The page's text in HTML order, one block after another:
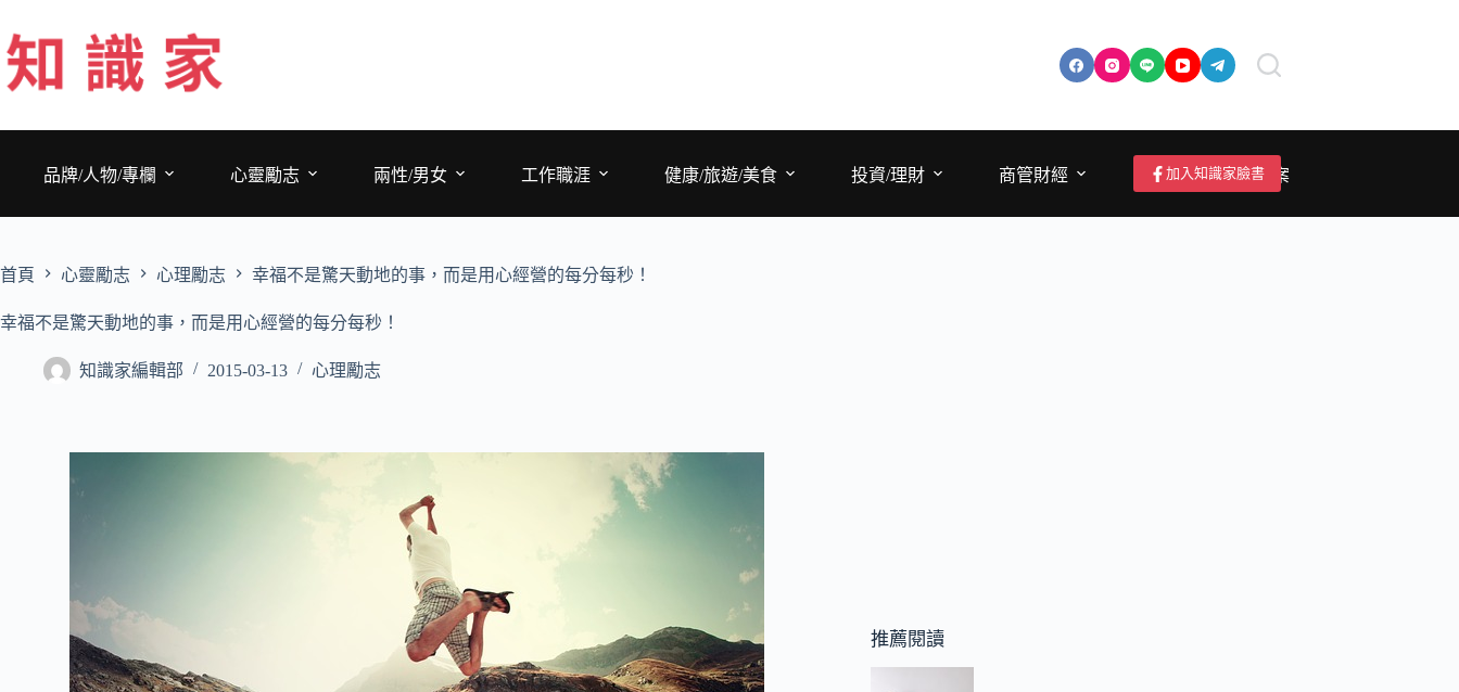
至
主
要
品牌/人物/專欄
心靈勵志 兩性/男女 工作職涯 健康/旅遊/美食 投資/理財 商管財經 成為作者/投稿/提案
加入知識家臉書
首頁 心靈勵志 心理勵志 幸福不是驚天動地的事，而是用心經營的每分每秒！
幸福不是驚天動地的事，而是用心經營的每分每秒！
知識家編輯部 2015-03-13 心理勵志
推薦閱讀